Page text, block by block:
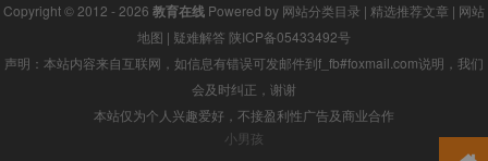
Copyright © 2012 - 2026 教育在线 Powered by 网站分类目录 | 精选推荐文章 | 网站
地图 | 疑难解答 陕ICP备05433492号
声明：本站内容来自互联网，如信息有错误可发邮件到f_fb#foxmail.com说明，我们
会及时纠正，谢谢
本站仅为个人兴趣爱好，不接盈利性广告及商业合作
小男孩